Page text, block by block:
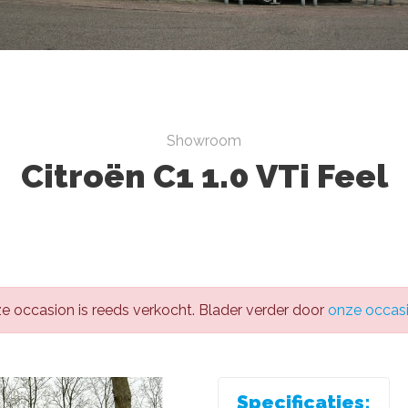
Showroom
Citroën C1 1.0 VTi Feel
occasion is reeds verkocht. Blader verder door onze
Specificaties: